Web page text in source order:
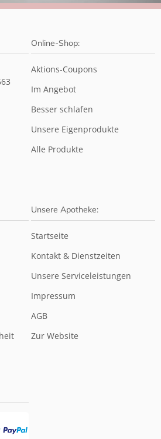
Online-Shop:
Aktions-Coupons
Im Angebot
Besser schlafen
Unsere Eigenprodukte
Alle Produkte
Unsere Apotheke:
Startseite
Kontakt & Dienstzeiten
Unsere Serviceleistungen
Impressum
AGB
Zur Website